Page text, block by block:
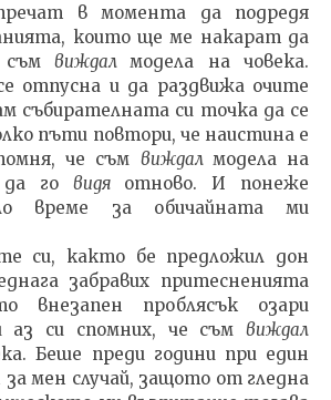
в момента да подредя
които ще ме накарат да
съмвиждал модела на човека.
отпусна и да раздвижа очите
събира­телната си точка да се
пъти повтори, че наистина е
че съм виждал модела на
да го видя отново. И понеже
време за обичайната ми
си, както бе предложил дон
забравих притесненията
внезапен проблясък озари
си спомних, че съм виждал
Беше преди години при един
мен случай, защото от глед­на